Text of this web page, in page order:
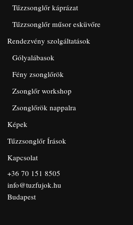
Tűzzsonglőr káprázat
Tűzzsonglőr műsor esküvőre
Rendezvény szolgáltatások
Gólyalábasok
Fény zsonglőrök
Zsonglőr workshop
Zsonglőrök nappalra
Képek
Tűzzsonglőr Írások
Kapcsolat
+36 70 151 8505
info@tuzfujok.hu
Budapest